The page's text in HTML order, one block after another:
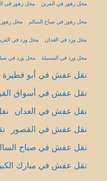
محل زهور في القرين محل زهور في
محل زهور في صباح السالم محل
محل ورد في العدان محل ورد في
محل ورد في المسيلة محل ورد في
نقل عفش في أبو فطيرة
نقل عفش في أسواق
نقل عفش في العدان
نقل عفش في القصور
نقل عفش في صباح
نقل عفش في مبارك